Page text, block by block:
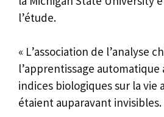
l’étude.
« L’association de l’analyse
l’apprentissage automatique
indices biologiques sur la vie
étaient auparavant invisibles.